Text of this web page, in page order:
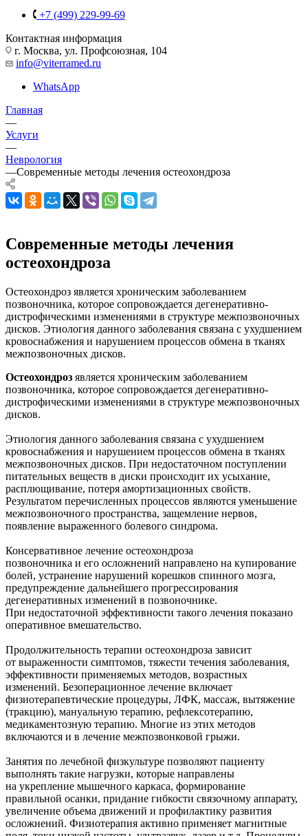
+7 (499) 229-99-69
Контактная информация
г. Москва, ул. Профсоюзная, 104
info@viterramed.ru
WhatsApp
Главная
—
Услуги
—
Неврология
—Современные методы лечения остеохондроза
Современные методы лечения
остеохондроза
Остеохондроз является хроническим заболеванием
позвоночника, которое сопровождается дегенеративно-
дистрофическими изменениями в структуре межпозвоночных
дисков. Этиология данного заболевания связана с ухудшением
кровоснабжения и нарушением процессов обмена в тканях
межпозвоночных дисков.
Остеохондроз является хроническим заболеванием
позвоночника, которое сопровождается дегенеративно-
дистрофическими изменениями в структуре межпозвоночных
дисков.
Этиология данного заболевания связана с ухудшением
кровоснабжения и нарушением процессов обмена в тканях
межпозвоночных дисков. При недостаточном поступлении
питательных веществ в диски происходит их усыхание,
расплющивание, потеря амортизационных свойств.
Результатом перечисленных процессов являются уменьшение
межпозвоночного пространства, защемление нервов,
появление выраженного болевого синдрома.
Консервативное лечение остеохондроза
позвоночника и его осложнений направлено на купирование
болей, устранение нарушений корешков спинного мозга,
предупреждение дальнейшего прогрессирования
дегенеративных изменений в позвоночнике.
При недостаточной эффективности такого лечения показано
оперативное вмешательство.
Продолжительность терапии остеохондроза зависит
от выраженности симптомов, тяжести течения заболевания,
эффективности применяемых методов, возрастных
изменений. Безоперационное лечение включает
физиотерапевтические процедуры, ЛФК, массаж, вытяжение
(тракцию), мануальную терапию, рефлексотерапию,
медикаментозную терапию. Многие из этих методов
включаются и в лечение межпозвонковой грыжи.
Занятия по лечебной физкультуре позволяют пациенту
выполнять такие нагрузки, которые направлены
на укрепление мышечного каркаса, формирование
правильной осанки, придание гибкости связочному аппарату,
увеличение объема движений и профилактику развития
осложнений. Физиотерапия активно применяет магнитные